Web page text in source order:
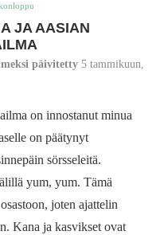
JA AASIAN
päivitetty 5 tammikuun,
on innostanut minua
on päätynyt
sörsseleitä.
yum, yum. Tämä
joten ajattelin
Kana ja kasvikset ovat